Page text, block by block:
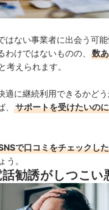
はない事業者に出会う可
けではないものの、
数
と考えられます。
適に継続利用できるかど
サポートを受けたいの
で口コミをチェックし
う。
勧誘がしつこい